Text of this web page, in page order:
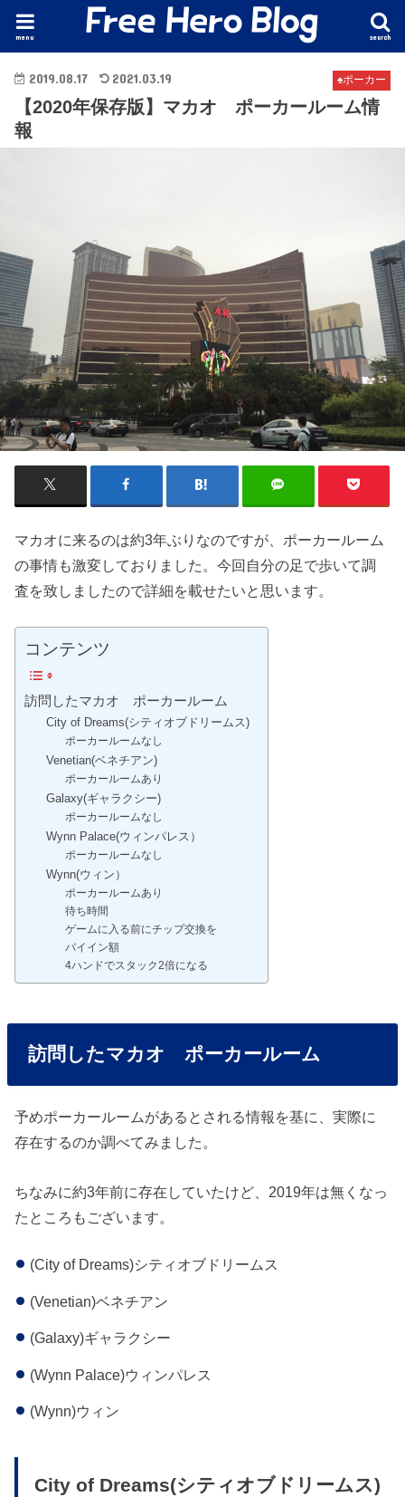
search
menu
♠️ポーカー
2019.08.17 2021.03.19
【2020年保存版】マカオ ポーカールーム情
報
マカオに来るのは約3年ぶりなのですが、ポーカールーム
の事情も激変しておりました。今回自分の足で歩いて調
査を致しましたので詳細を載せたいと思います。
コンテンツ
訪問したマカオ ポーカールーム
City of Dreams(シティオブドリームス)
ポーカールームなし
Venetian(ベネチアン)
ポーカールームあり
Galaxy(ギャラクシー)
ポーカールームなし
Wynn Palace(ウィンパレス）
ポーカールームなし
Wynn(ウィン）
ポーカールームあり
待ち時間
ゲームに入る前にチップ交換を
バイイン額
4ハンドでスタック2倍になる
訪問したマカオ ポーカールーム
予めポーカールームがあるとされる情報を基に、実際に
存在するのか調べてみました。
ちなみに約3年前に存在していたけど、2019年は無くなっ
たところもございます。
(City of Dreams)シティオブドリームス
(Venetian)ベネチアン
(Galaxy)ギャラクシー
(Wynn Palace)ウィンパレス
(Wynn)ウィン
City of Dreams(シティオブドリームス)